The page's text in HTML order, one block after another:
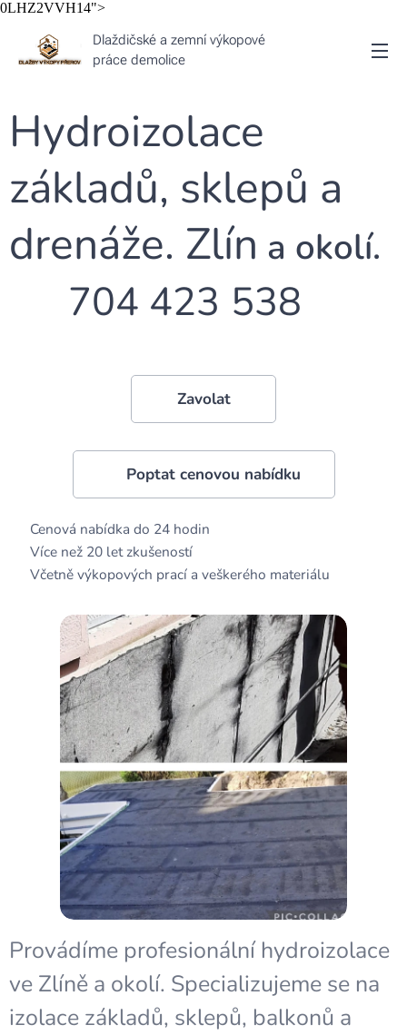
0LHZ2VVH14">
Dlaždičské a zemní výkopové
práce demolice
Hydroizolace
základů, sklepů a
drenáže. Zlín a okolí.
📞 704 423 538
Zavolat
👉 Poptat cenovou nabídku
✅ Cenová nabídka do 24 hodin
✅ Více než 20 let zkušeností
✅ Včetně výkopových prací a veškerého materiálu
Provádíme profesionální hydroizolace
ve Zlíně a okolí. Specializujeme se na
izolace základů, sklepů, balkonů a